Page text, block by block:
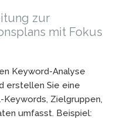
zur
mit Fokus
Keyword-Analyse
erstellen Sie eine
Zielgruppen,
umfasst. Beispiel: